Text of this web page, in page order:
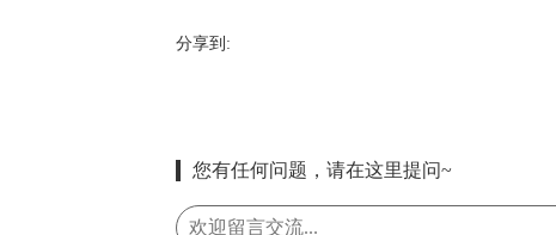
分享到:
您有任何问题，请在这里提问~